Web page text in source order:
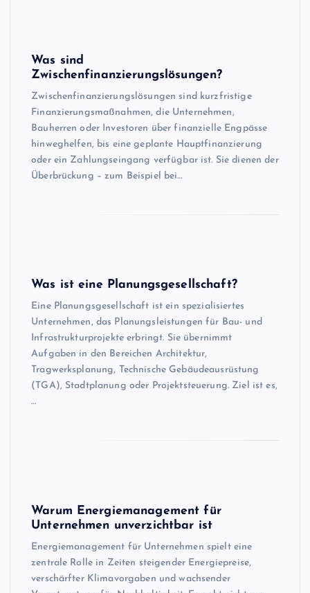
Was sind
Zwischenfinanzierungslösungen?
Zwischenfinanzierungslösungen sind kurzfristige
Finanzierungsmaßnahmen, die Unternehmen,
Bauherren oder Investoren über finanzielle Engpässe
hinweghelfen, bis eine geplante Hauptfinanzierung
oder ein Zahlungseingang verfügbar ist. Sie dienen der
Überbrückung – zum Beispiel bei…
Was ist eine Planungsgesellschaft?
Eine Planungsgesellschaft ist ein spezialisiertes
Unternehmen, das Planungsleistungen für Bau- und
Infrastrukturprojekte erbringt. Sie übernimmt
Aufgaben in den Bereichen Architektur,
Tragwerksplanung, Technische Gebäudeausrüstung
(TGA), Stadtplanung oder Projektsteuerung. Ziel ist es,
…
Warum Energiemanagement für
Unternehmen unverzichtbar ist
Energiemanagement für Unternehmen spielt eine
zentrale Rolle in Zeiten steigender Energiepreise,
verschärfter Klimavorgaben und wachsender